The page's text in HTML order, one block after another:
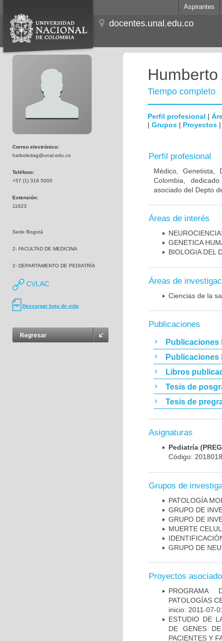
Aspirantes
docentes.unal.edu.co
Correo electrónico:
harboledag@unal.edu.co
Teléfono:
+57 (1) 316 5000
Extensión:
11623
Sede Bogotá
2- FACULTAD DE MEDICINA
2- DEPARTAMENTO DE PEDIATRÍA
CVLAC
Descargar hoja de vida
Regresar
Tiempo completo
Perfil profesional |
| Grupos | Proyectos
Perfil profesional
Médico, Genetista,
Colombia,
asociado del Depto
Áreas de interés
GENETICA
BIOLOGIA DEL
Áreas de
Ciencias de la
Publicaciones
Publicaciones
Publicaciones
Libros
Tesis de
Tesis de
Asignaturas
Pediatría
Código:
Grupos de
PATOLOGÍA
GRUPO DE
GRUPO DE
MUERTE
GRUPO DE
Proyectos
PROGRAMA
PATOLOGÍAS
inicio: 2011-07-
ESTUDIO DE
DE GENES
PACIENTES Y